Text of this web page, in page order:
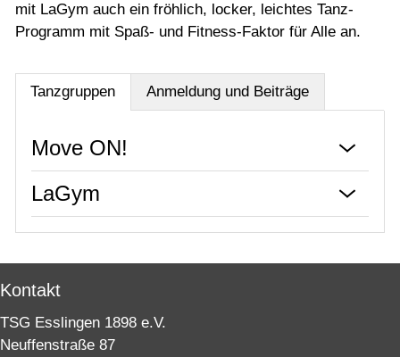
Tanzen
Tischtennis
Turn- & Leichtathletik
Speziell für
Veranstaltungen
mit LaGym auch ein fröhlich, locker, leichtes Tanz-
Programm mit Spaß- und Fitness-Faktor für Alle an.
Tanzgruppen Anmeldung und Beiträge
Move ON!
LaGym
Kontakt
TSG Esslingen 1898 e.V.
Neuffenstraße 87